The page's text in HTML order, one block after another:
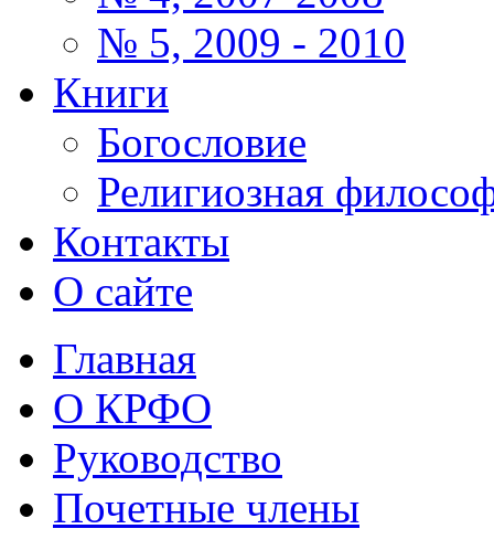
№ 5, 2009 - 2010
Книги
Богословие
Религиозная
Контакты
О сайте
Главная
О КРФО
Руководство
Почетные члены